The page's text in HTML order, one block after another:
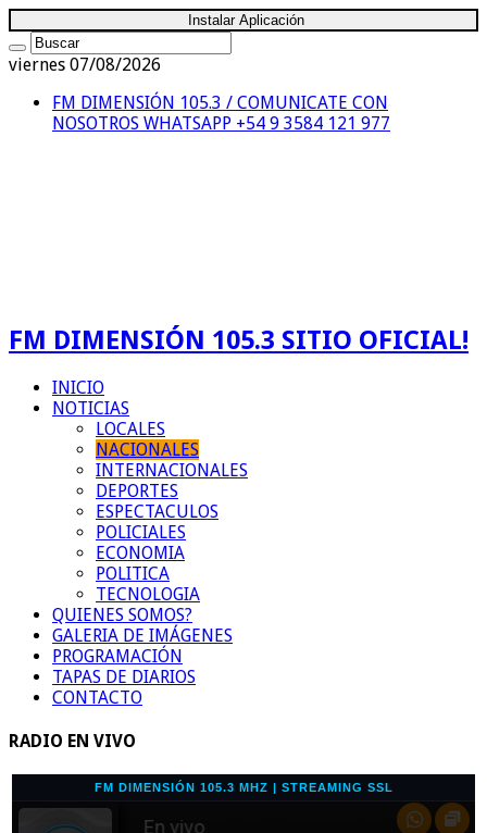
Instalar Aplicación
viernes 07/08/2026
FM DIMENSIÓN 105.3 / COMUNICATE CON
NOSOTROS WHATSAPP +54 9 3584 121 977
FM DIMENSIÓN 105.3 SITIO OFICIAL!
INICIO
NOTICIAS
LOCALES
NACIONALES
INTERNACIONALES
DEPORTES
ESPECTACULOS
POLICIALES
ECONOMIA
POLITICA
TECNOLOGIA
QUIENES SOMOS?
GALERIA DE IMÁGENES
PROGRAMACIÓN
TAPAS DE DIARIOS
CONTACTO
RADIO EN VIVO